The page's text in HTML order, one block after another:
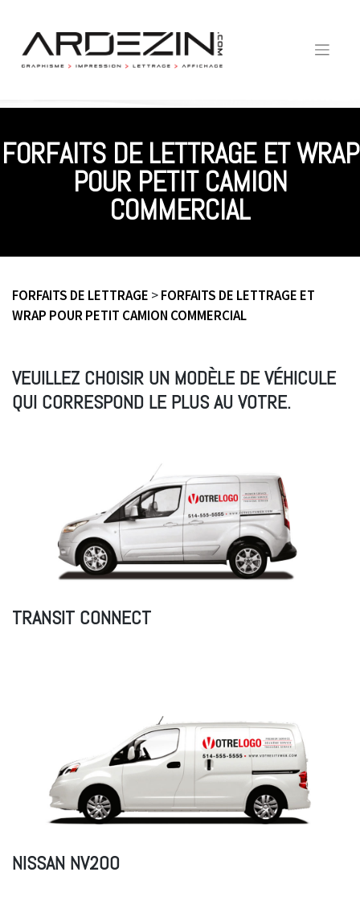
content
FORFAITS DE LETTRAGE ET WRAP
POUR PETIT CAMION
COMMERCIAL
FORFAITS DE LETTRAGE >FORFAITS DE LETTRAGE ET
WRAP POUR PETIT CAMION COMMERCIAL
VEUILLEZ CHOISIR UN MODÈLE DE VÉHICULE
QUI CORRESPOND LE PLUS AU VOTRE.
TRANSIT CONNECT
NISSAN NV200